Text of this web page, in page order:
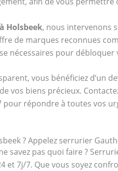
Holsbeek, nous intervenons
de marques reconnues
nécessaires pour
vous bénéficiez d’un
vos biens précieux.
répondre à toutes vos
? Appelez serrurier
savez pas quoi faire ?
et 7j/7. Que vous soyez